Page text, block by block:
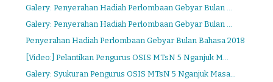
Galery: Penyerahan Hadiah Perlombaan Gebyar Bulan ...
Galery: Penyerahan Hadiah Perlombaan Gebyar Bulan ...
Penyerahan Hadiah Perlombaan Gebyar Bulan Bahasa 2018
[Video:] Pelantikan Pengurus OSIS MTsN 5 Nganjuk M...
Galery: Syukuran Pengurus OSIS MTsN 5 Nganjuk Masa...